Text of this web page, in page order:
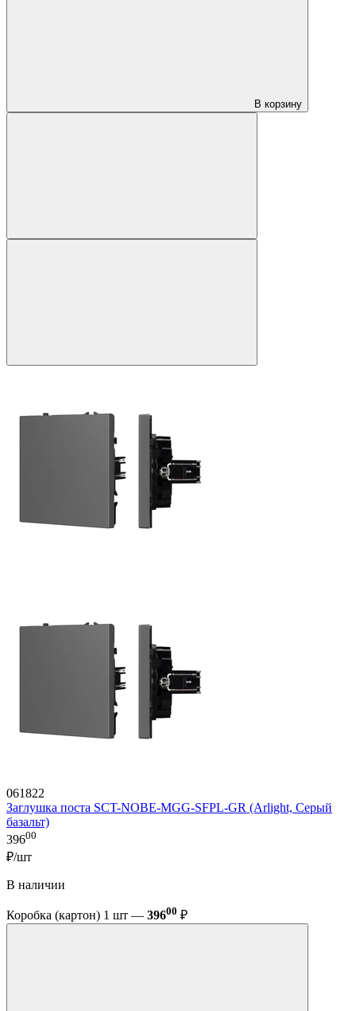
В корзину
061822
Заглушка поста SCT-NOBE-MGG-SFPL-GR (Arlight, Серый
базальт)
39600
₽/шт
В наличии
Коробка (картон) 1 шт — 39600 ₽